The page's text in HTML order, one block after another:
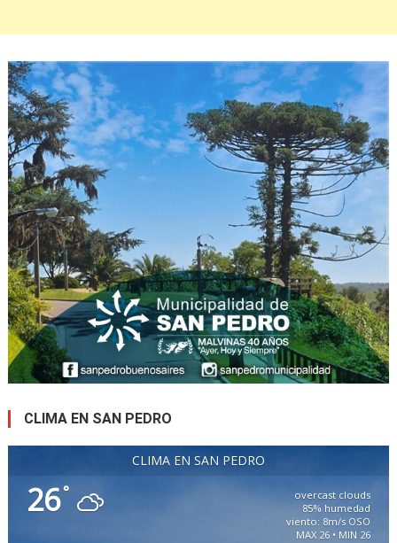
CLIMA EN SAN PEDRO
CLIMA EN SAN PEDRO
26°
overcast clouds
85% humedad
viento: 8m/s OSO
MAX 26 • MIN 26